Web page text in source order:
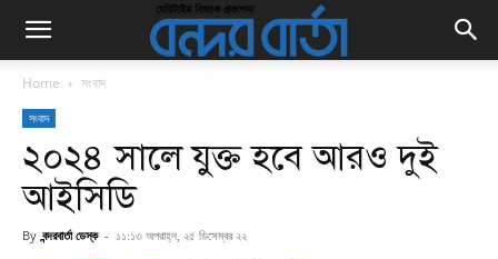
Home সংবাদ
সংবাদ
২০২৪ সালে যুক্ত হবে আরও দুই
আইসিডি
By বন্দরবার্তা ডেস্ক - ১১:১৩ অপরাহ্ন, ২৫ ডিসেম্বর ২২